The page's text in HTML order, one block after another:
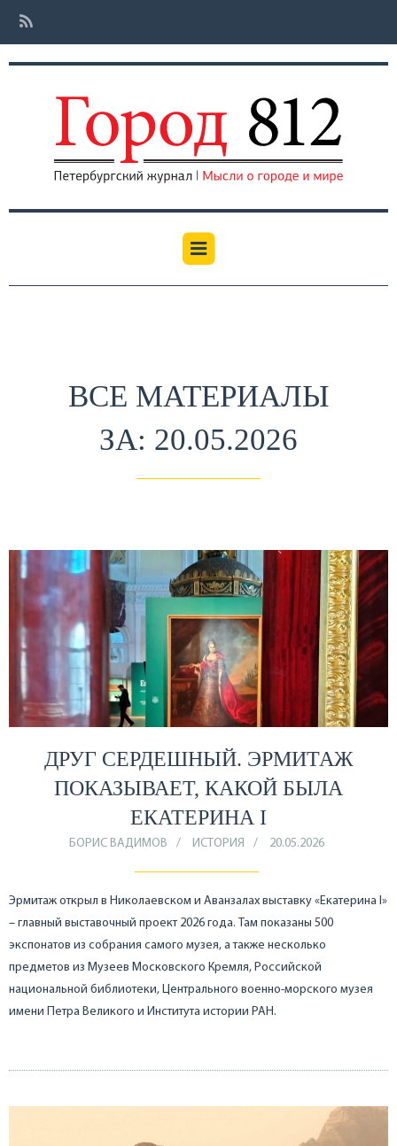
ВСЕ МАТЕРИАЛЫ
ЗА: 20.05.2026
ДРУГ СЕРДЕШНЫЙ. ЭРМИТАЖ
ПОКАЗЫВАЕТ, КАКОЙ БЫЛА
ЕКАТЕРИНА I
БОРИС ВАДИМОВ ИСТОРИЯ 20.05.2026
Эрмитаж открыл в Николаевском и Аванзалах выставку «Екатерина I»
– главный выставочный проект 2026 года. Там показаны 500
экспонатов из собрания самого музея, а также несколько
предметов из Музеев Московского Кремля, Российской
национальной библиотеки, Центрального военно-морского музея
имени Петра Великого и Института истории РАН.